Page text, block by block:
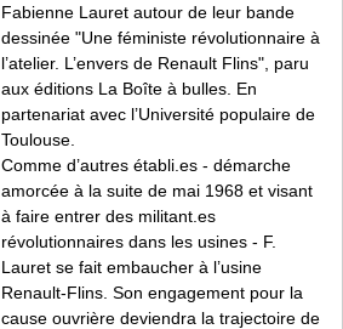
Fabienne Lauret autour de leur bande
dessinée "Une féministe révolutionnaire à
l’atelier. L’envers de Renault Flins", paru
aux éditions La Boîte à bulles. En
partenariat avec l’Université populaire de
Toulouse.
Comme d’autres établi.es - démarche
amorcée à la suite de mai 1968 et visant
à faire entrer des militant.es
révolutionnaires dans les usines - F.
Lauret se fait embaucher à l’usine
Renault-Flins. Son engagement pour la
cause ouvrière deviendra la trajectoire de